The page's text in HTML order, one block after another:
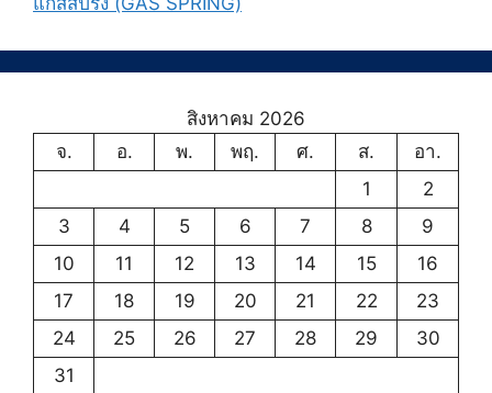
สิงหาคม 2026
จ.
อ. พ. พฤ. ศ. ส.
อา.
1
2
3
4 5 6 7 8
9
10
11 12 13 14 15
16
17
18 19 20 21 22
23
24
25 26 27 28 29
30
31